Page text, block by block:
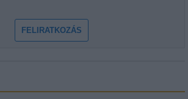
FELIRATKOZÁS